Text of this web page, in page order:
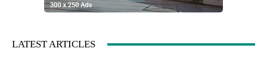
LATEST ARTICLES